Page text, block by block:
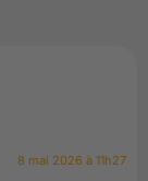
8 mai 2026 à 11h27